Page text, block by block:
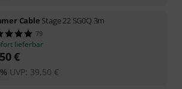
Cable Stage 22 SG0Q 3m
79
lieferbar
€
UVP: 39,50 €